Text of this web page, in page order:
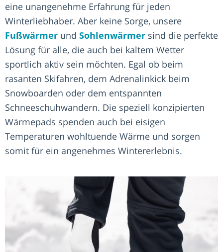
eine unangenehme Erfahrung für jeden
Winterliebhaber. Aber keine Sorge, unsere
Fußwärmer und Sohlenwärmer sind die perfekte
Lösung für alle, die auch bei kaltem Wetter
sportlich aktiv sein möchten. Egal ob beim
rasanten Skifahren, dem Adrenalinkick beim
Snowboarden oder dem entspannten
Schneeschuhwandern. Die speziell konzipierten
Wärmepads spenden auch bei eisigen
Temperaturen wohltuende Wärme und sorgen
somit für ein angenehmes Wintererlebnis.